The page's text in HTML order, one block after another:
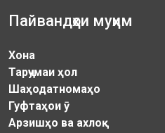
Пайвандҳои муҳим
Хона
Тарҷумаи ҳол
Шаҳодатномаҳо
Гуфтаҳои ӯ
Арзишҳо ва ахлоқ